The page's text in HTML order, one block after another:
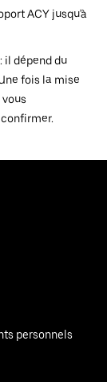
ACY jusqu'à
il dépend du
fois la mise
personnels